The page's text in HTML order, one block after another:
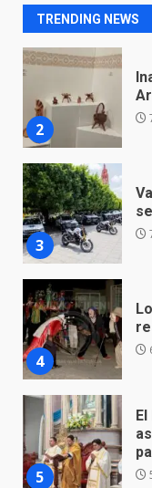
TRENDING NEWS
2
3
4
5
6